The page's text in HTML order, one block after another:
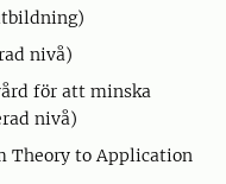
nivå)
för att minska
nivå)
Theory to Application